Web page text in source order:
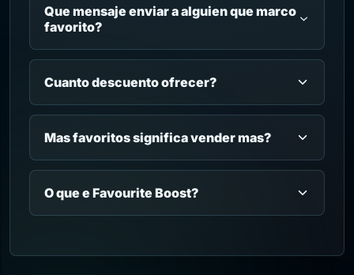
Que mensaje enviar a alguien que marco
favorito?
Cuanto descuento ofrecer?
Mas favoritos significa vender mas?
O que e Favourite Boost?